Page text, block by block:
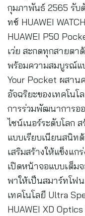
กุมภาพันธ์ 2565 รับ
ทช์ HUAWEI
HUAWEI P50
เว่ย สะกดทุกสายตา
พร้อมความสมบูรณ์แ
Your Pocket ผสาน
อัจฉริยะของเทคโนโ
การร่วมพัฒนาการอ
ไซน์เนอร์ระดับโลก
แบบเรียบเนียนสนิท
เสริมสร้างให้แข็งแก
เปิดหน้าจอแบบเต็ม
พาให้เป็นสมาร์ทโฟ
เทคโนโลยี Ultra
HUAWEI XD